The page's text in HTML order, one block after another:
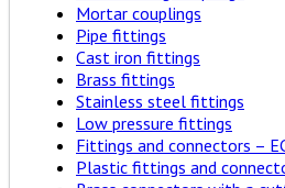
Mortar couplings
Pipe fittings
Cast iron fittings
Brass fittings
Stainless steel fittings
Low pressure fittings
Fittings and connectors –
Plastic fittings and